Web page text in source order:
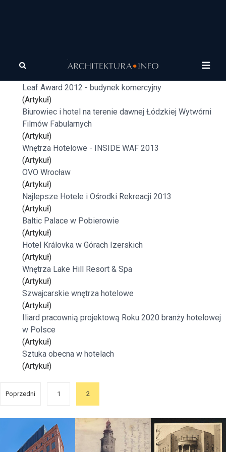
hoteleZespół hotelowy State Inn
Leaf Award 2012 - budynek komercyjny
(Artykuł)
Biurowiec i hotel na terenie dawnej Łódzkiej Wytwórni
Filmów Fabularnych
(Artykuł)
Wnętrza Hotelowe - INSIDE WAF 2013
(Artykuł)
OVO Wrocław
(Artykuł)
Najlepsze Hotele i Ośrodki Rekreacji 2013
(Artykuł)
Baltic Palace w Pobierowie
(Artykuł)
Hotel Královka w Górach Izerskich
(Artykuł)
Wnętrza Lake Hill Resort & Spa
(Artykuł)
Szwajcarskie wnętrza hotelowe
(Artykuł)
Iliard pracownią projektową Roku 2020 branży hotelowej
w Polsce
(Artykuł)
Sztuka obecna w hotelach
(Artykuł)
Poprzedni 1 2